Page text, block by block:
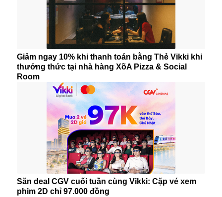
Giảm ngay 10% khi thanh toán bằng Thẻ Vikki khi
thưởng thức tại nhà hàng XõA Pizza & Social
Room
Săn deal CGV cuối tuần cùng Vikki: Cặp vé xem
phim 2D chỉ 97.000 đồng